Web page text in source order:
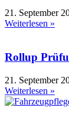
21. September
Weiterlesen »
Rollup
21. September
Weiterlesen »